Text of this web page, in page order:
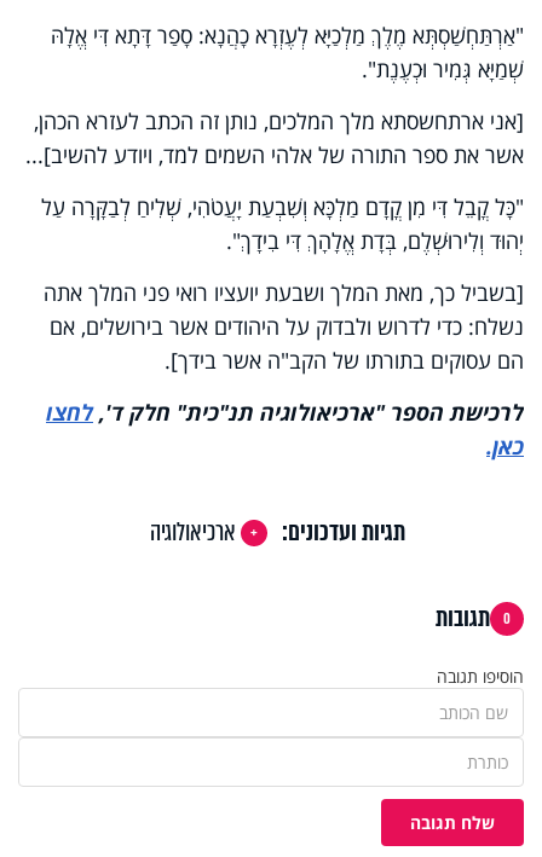
"אַרְתַּחְשַׁסְתְּא מֶלֶךְ מַלְכַיָּא לְעֶזְרָא כָהֲנָא: סָפַר דָּתָא דִּי אֱלָהּ
שְׁמַיָּא גְּמִיר וּכְעֶנֶת".
[אני ארתחשסתא מלך המלכים, נותן זה הכתב לעזרא הכהן,
אשר את ספר התורה של אלהי השמים למד, ויודע להשיב]...
"כָּל קֳבֵל דִּי מִן קֳדָם מַלְכָּא וְשִׁבְעַת יָעֲטֹהִי, שְׁלִיחַ לְבַקָּרָה עַל
יְהוּד וְלִירוּשְׁלֶם, בְּדָת אֱלָהָךְ דִּי בִידָךְ".
[בשביל כך, מאת המלך ושבעת יועציו רואי פני המלך אתה
נשלח: כדי לדרוש ולבדוק על היהודים אשר בירושלים, אם
הם עסוקים בתורתו של הקב"ה ‏אשר בידך].
לרכישת הספר "ארכיאולוגיה תנ"כית" חלק ד',לחצו
כאן.
תגיות ועדכונים: ארכיאולוגיה
0 תגובות
הוסיפו תגובה
שלח תגובה